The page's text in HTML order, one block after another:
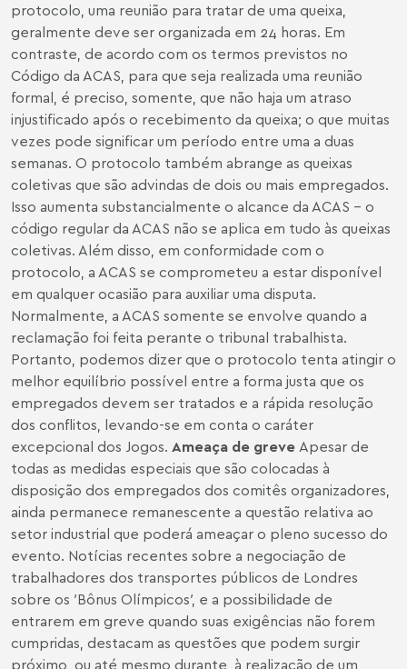
protocolo, uma reunião para tratar de uma queixa,
geralmente deve ser organizada em 24 horas. Em
contraste, de acordo com os termos previstos no
Código da ACAS, para que seja realizada uma reunião
formal, é preciso, somente, que não haja um atraso
injustificado após o recebimento da queixa; o que muitas
vezes pode significar um período entre uma a duas
semanas. O protocolo também abrange as queixas
coletivas que são advindas de dois ou mais empregados.
Isso aumenta substancialmente o alcance da ACAS - o
código regular da ACAS não se aplica em tudo às queixas
coletivas. Além disso, em conformidade com o
protocolo, a ACAS se comprometeu a estar disponível
em qualquer ocasião para auxiliar uma disputa.
Normalmente, a ACAS somente se envolve quando a
reclamação foi feita perante o tribunal trabalhista.
Portanto, podemos dizer que o protocolo tenta atingir o
melhor equilíbrio possível entre a forma justa que os
empregados devem ser tratados e a rápida resolução
dos conflitos, levando-se em conta o caráter
excepcional dos Jogos. Ameaça de greve Apesar de
todas as medidas especiais que são colocadas à
disposição dos empregados dos comitês organizadores,
ainda permanece remanescente a questão relativa ao
setor industrial que poderá ameaçar o pleno sucesso do
evento. Notícias recentes sobre a negociação de
trabalhadores dos transportes públicos de Londres
sobre os ′Bônus Olímpicos′, e a possibilidade de
entrarem em greve quando suas exigências não forem
cumpridas, destacam as questões que podem surgir
próximo, ou até mesmo durante, à realização de um